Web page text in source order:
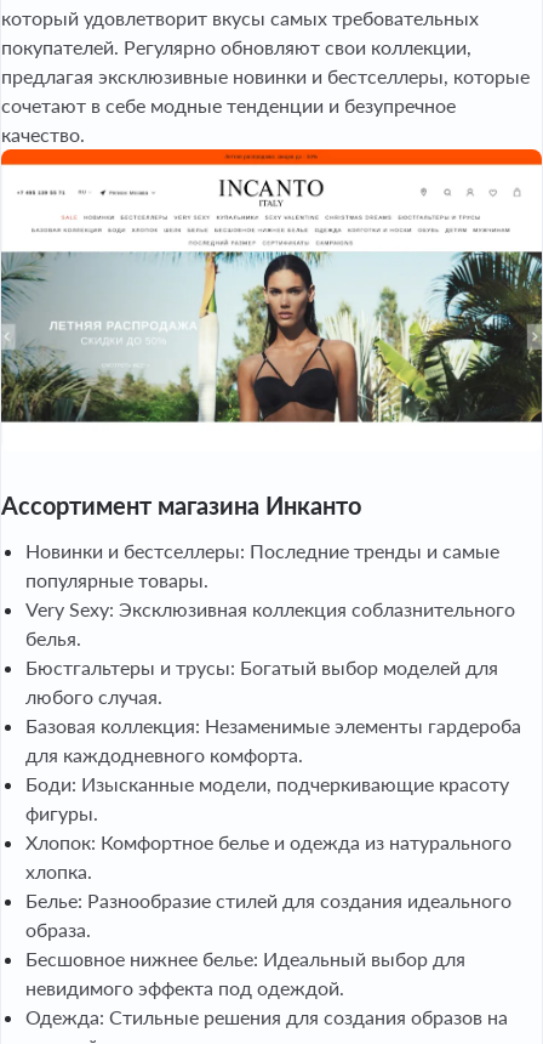
который удовлетворит вкусы самых требовательных
покупателей. Регулярно обновляют свои коллекции,
предлагая эксклюзивные новинки и бестселлеры, которые
сочетают в себе модные тенденции и безупречное
качество.
Ассортимент магазина Инканто
Новинки и бестселлеры: Последние тренды и самые
популярные товары.
Very Sexy: Эксклюзивная коллекция соблазнительного
белья.
Бюстгальтеры и трусы: Богатый выбор моделей для
любого случая.
Базовая коллекция: Незаменимые элементы гардероба
для каждодневного комфорта.
Боди: Изысканные модели, подчеркивающие красоту
фигуры.
Хлопок: Комфортное белье и одежда из натурального
хлопка.
Белье: Разнообразие стилей для создания идеального
образа.
Бесшовное нижнее белье: Идеальный выбор для
невидимого эффекта под одеждой.
Одежда: Стильные решения для создания образов на